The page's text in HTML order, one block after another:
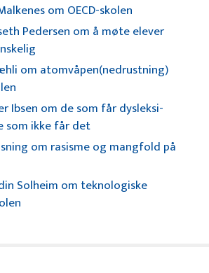
om OECD-skolen
Pedersen om å møte elever
om atomvåpen(nedrustning)
Ibsen om de som får dysleksi-
som ikke får det
om rasisme og mangfold på
Solheim om teknologiske